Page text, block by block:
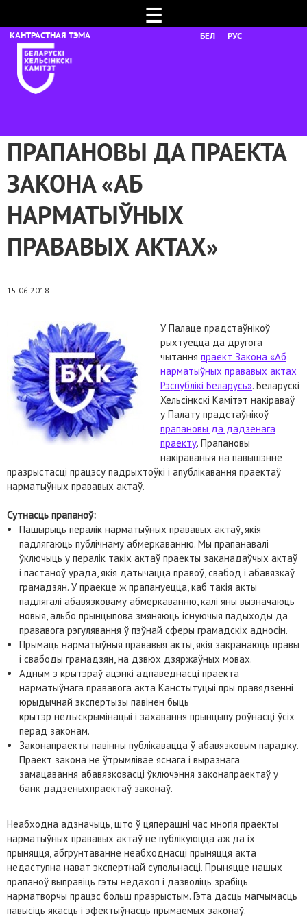
☰
БЕЛ РУС
ПРАПАНОВЫ ДА ПРАЕКТА
ЗАКОНА «АБ
НАРМАТЫЎНЫХ
ПРАВАВЫХ АКТАХ»
15.06.2018
У Палаце прадстаўнікоў
рыхтуецца да другога
чытання праект Закона «Аб
нарматыўных прававых актах
Рэспублікі Беларусь». Беларускі
Хельсінкскі Камітэт накіраваў
у Палату прадстаўнікоў
прапановы да дадзенага
праекту. Прапановы
накіраваныя на павышэнне
празрыстасці працэсу падрыхтоўкі і апублікавання праектаў
нарматыўных прававых актаў.
Сутнасць прапаноў:
Пашырыць пералік нарматыўных прававых актаў, якія
падлягаюць публічнаму абмеркаванню. Мы прапанавалі
ўключыць у пералік такіх актаў праекты заканадаўчых актаў
і пастаноў урада, якія датычацца правоў, свабод і абавязкаў
грамадзян. У праекце ж прапануецца, каб такія акты
падлягалі абавязковаму абмеркаванню, калі яны вызначаюць
новыя, альбо прынцыпова змяняюць існуючыя падыходы да
прававога рэгулявання ў пэўнай сферы грамадскіх адносін.
Прымаць нарматыўныя прававыя акты, якія закранаюць правы
і свабоды грамадзян, на дзвюх дзяржаўных мовах.
Адным з крытэраў ацэнкі адпаведнасці праекта
нарматыўнага прававога акта Канстытуцыі пры правядзенні
юрыдычнай экспертызы павінен быць
крытэр недыскрымінацыі і захавання прынцыпу роўнасці ўсіх
перад законам.
Законапраекты павінны публікавацца ў абавязковым парадку.
Праект закона не ўтрымлівае яснага і выразнага
замацавання абавязковасці ўключэння законапраектаў у
банк дадзеныхпраектаў законаў.
Неабходна адзначыць, што ў цяперашні час многія праекты
нарматыўных прававых актаў не публікуюцца аж да іх
прыняцця, абгрунтаванне неабходнасці прыняцця акта
недаступна нават экспертнай супольнасці. Прыняцце нашых
прапаноў выправіць гэты недахоп і дазволіць зрабіць
нарматворчы працэс больш празрыстым. Гэта дасць магчымасць
павысіць якасць і эфектыўнасць прымаемых законаў.